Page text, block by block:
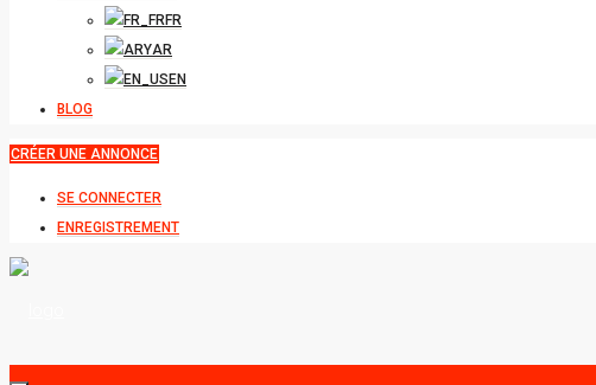
FR
AR
EN
BLOG
CRÉER UNE ANNONCE
SE CONNECTER
ENREGISTREMENT